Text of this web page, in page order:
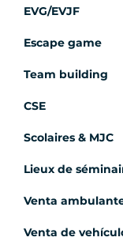
EVG/EVJF
Escape game
Team building
CSE
Scolaires & MJC
Lieux de
Venta
Venta de